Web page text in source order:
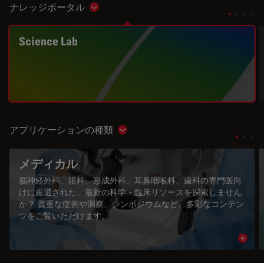
ナレッジポータル Show subnavigation
Science Lab
アプリケーションの種類 Show subnavigation
メディカル
脳神経外科、眼科、形成外科、耳鼻咽喉科、歯科の専門医向
けに厳選された、最新の科学・臨床リソースを探索しません
か？ 貴重な症例や洞察、シンポジウムなど、多彩なコンテン
ツをご覧いただけます。